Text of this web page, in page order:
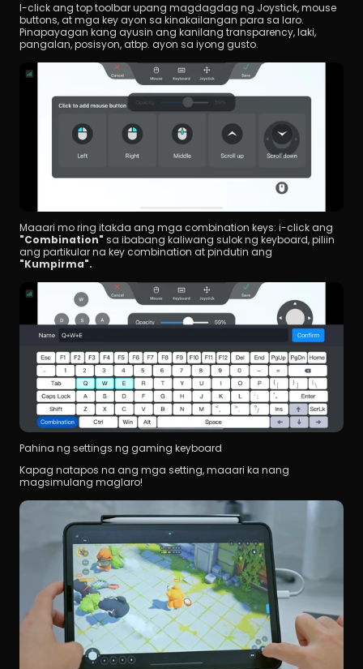
I-click ang top toolbar upang magdagdag ng Joystick, mouse
buttons, at mga key ayon sa kinakailangan para sa laro.
Pinapayagan kang ayusin ang kanilang transparency, laki,
pangalan, posisyon, atbp. ayon sa iyong gusto.
"Combination" sa ibabang kaliwang sulok ng keyboard, piliin
"Kumpirma".
Pahina ng settings ng gaming keyboard
Kapag natapos na ang mga setting, maaari ka nang
magsimulang maglaro!